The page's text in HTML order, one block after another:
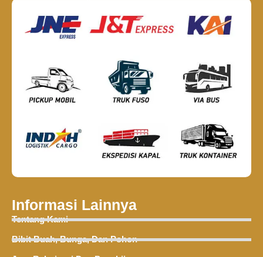
Informasi Lainnya
Tentang Kami
Bibit Buah, Bunga, Dan Pohon